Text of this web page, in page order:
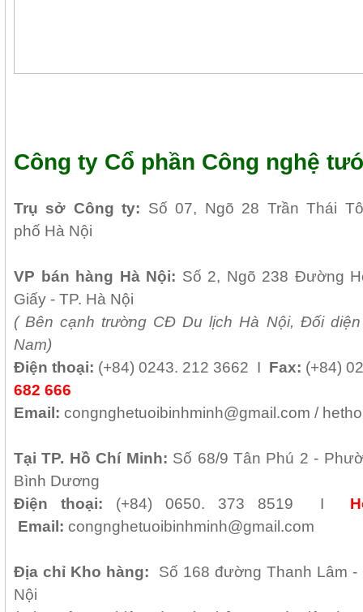
Công ty Cổ phần Công nghệ
Trụ sở Công ty: Số 07, Ngõ 28 Trần Thái
phố Hà Nội
VP bán hàng Hà Nội: Số 2, Ngõ 238 Đường H
Giấy - TP. Hà Nội
( Bên cạnh trường CĐ Du lịch Hà Nội, Đối
Nam)
Điện thoại: (+84) 0243. 212 3662 I Fax: (+84)
682 666
Email: congnghetuoibinhminh@gmail.com /
Tại TP. Hồ Chí Minh: Số 68/9 Tân Phú 2 -
Bình Dương
Điện thoại: (+84) 0650. 373 8519 I
Email: congnghetuoibinhminh@gmail.com
Địa chỉ Kho hàng: Số 168 đường Thanh Lâm -
Nội